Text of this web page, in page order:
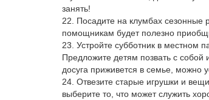
занять!
22. Посадите на клумбах сезонные
помощникам будет полезно
23. Устройте субботник в местном
Предложите детям позвать с собой
досуга приживется в семье, можно
24. Отвезите старые игрушки и
выберите то, что может служить